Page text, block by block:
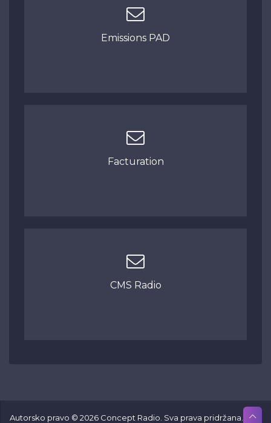
Emissions PAD
Facturation
CMS Radio
Autorsko pravo © 2026 Concept Radio. Sva prava pridržana.